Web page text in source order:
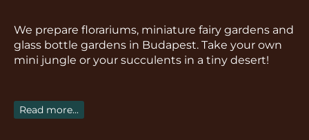
g
r
a
o
o
k
k
b
e
r
e
s
We prepare florariums, miniature fairy gardens and
glass bottle gardens in Budapest. Take your own
mini jungle or your succulents in a tiny desert!
Read more...